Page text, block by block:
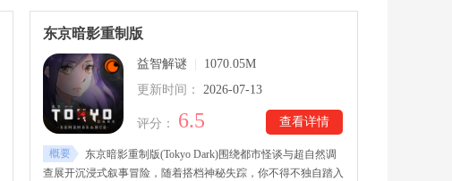
在悲伤中的恋人。你离开之后游戏手机版steam游戏围绕情感选
择与剧情推进展开，玩家需要通过不同对话和行动影响故事发
守、温柔告别以及逐渐失控的情感变化。
东京暗影重制版
益智解谜
1070.05M
更新时间：
2026-07-13
查看详情
评分： 6.5
概要
东京暗影重制版(Tokyo Dark)围绕都市怪谈与超自然调
查展开沉浸式叙事冒险，随着搭档神秘失踪，你不得不独自踏入